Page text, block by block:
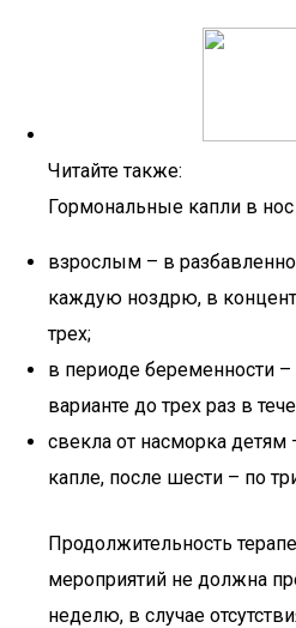
Читайте также:
Гормональные капли в нос
взрослым – в
каждую ноздрю, в
трех;
в периоде беременности
варианте до трех раз в
свекла от насморка детям
капле, после шести – по
Продолжительность
мероприятий не должна
неделю, в случае